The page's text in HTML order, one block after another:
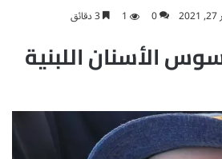
0
1
الأسنان اللبنية